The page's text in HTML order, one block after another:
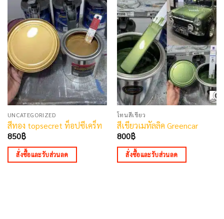
UNCATEGORIZED
สีทอง topsecret ท็อปซีเคร็ท
850฿
สั่งซื้อและรับส่วนลด
โทนสีเขียว
สีเขียวเมทัลลิค Greencar
800฿
สั่งซื้อและรับส่วนลด